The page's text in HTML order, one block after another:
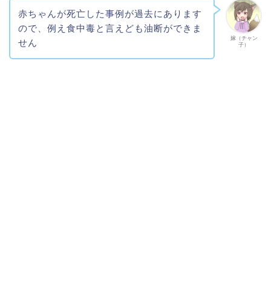
嫁（チャン
子）
赤ちゃんが死亡した事例が過去にあります
ので、例え食中毒と言えども油断ができま
せん